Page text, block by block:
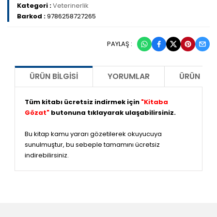
Kategori :Veterinerlik
Barkod :9786258727265
PAYLAŞ :
ÜRÜN BILGISI YORUMLAR ÜRÜN
Tüm kitabı ücretsiz indirmek için "Kitaba
Gözat" butonuna tıklayarak ulaşabilirsiniz.
Bu kitap kamu yararı gözetilerek okuyucuya
sunulmuştur, bu sebeple tamamını ücretsiz
indirebilirsiniz.